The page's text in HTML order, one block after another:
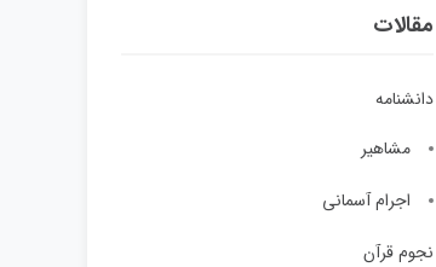
مقالات
دانشنامه
مشاهیر
اجرام آسمانی
نجوم قرآن